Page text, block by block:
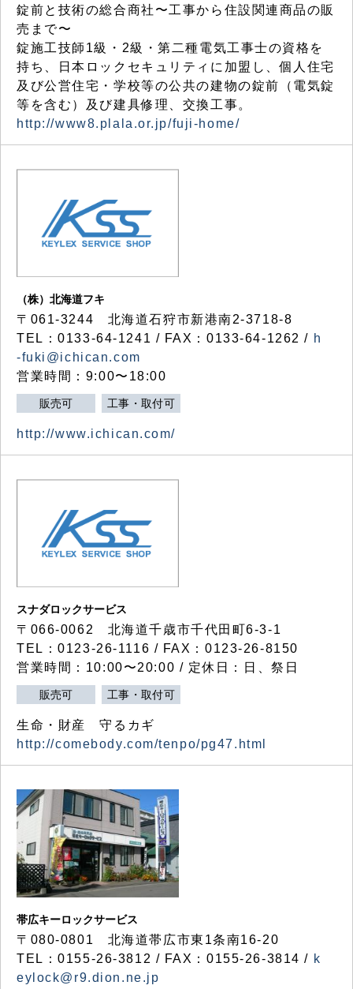
錠前と技術の総合商社〜工事から住設関連商品の販
売まで〜
錠施工技師1級・2級・第二種電気工事士の資格を
持ち、日本ロックセキュリティに加盟し、個人住宅
及び公営住宅・学校等の公共の建物の錠前（電気錠
等を含む）及び建具修理、交換工事。
http://www8.plala.or.jp/fuji-home/
（株）北海道フキ
〒061-3244 北海道石狩市新港南2-3718-8
TEL：0133-64-1241 / FAX：0133-64-1262 / h
-fuki@ichican.com
営業時間：9:00〜18:00
販売可 工事・取付可
http://www.ichican.com/
スナダロックサービス
〒066-0062 北海道千歳市千代田町6-3-1
TEL：0123-26-1116 / FAX：0123-26-8150
営業時間：10:00〜20:00 / 定休日：日、祭日
販売可 工事・取付可
生命・財産 守るカギ
http://comebody.com/tenpo/pg47.html
帯広キーロックサービス
〒080-0801 北海道帯広市東1条南16-20
TEL：0155-26-3812 / FAX：0155-26-3814 / k
eylock@r9.dion.ne.jp